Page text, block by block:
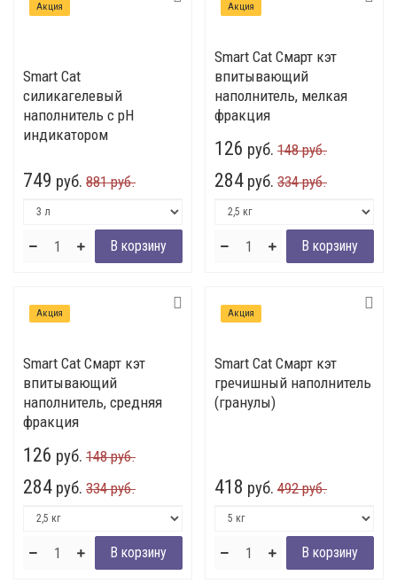
Акция
Smart Cat
силикагелевый
наполнитель с pH
индикатором
749 руб. 881 руб.
Акция
Smart Cat Смарт кэт
впитывающий
наполнитель, мелкая
фракция
126 руб. 148 руб.
284 руб. 334 руб.
Акция
Smart Cat Смарт кэт
впитывающий
наполнитель, средняя
фракция
126 руб. 148 руб.
284 руб. 334 руб.
Акция
Smart Cat Смарт кэт
гречишный наполнитель
(гранулы)
418 руб. 492 руб.